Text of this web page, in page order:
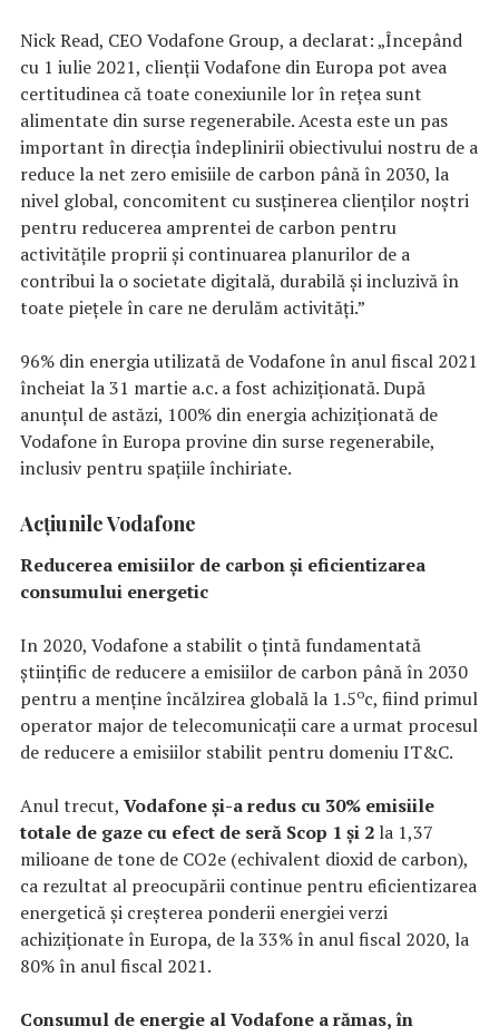
Nick Read, CEO Vodafone Group, a declarat: „Începând
cu 1 iulie 2021, clienții Vodafone din Europa pot avea
certitudinea că toate conexiunile lor în rețea sunt
alimentate din surse regenerabile. Acesta este un pas
important în direcția îndeplinirii obiectivului nostru de a
reduce la net zero emisiile de carbon până în 2030, la
nivel global, concomitent cu susținerea clienților noștri
pentru reducerea amprentei de carbon pentru
activitățile proprii și continuarea planurilor de a
contribui la o societate digitală, durabilă și incluzivă în
toate piețele în care ne derulăm activități.”
96% din energia utilizată de Vodafone în anul fiscal 2021
încheiat la 31 martie a.c. a fost achiziționată. După
anunțul de astăzi, 100% din energia achiziționată de
Vodafone în Europa provine din surse regenerabile,
inclusiv pentru spațiile închiriate.
Acțiunile Vodafone
Reducerea emisiilor de carbon și eficientizarea
consumului energetic
In 2020, Vodafone a stabilit o țintă fundamentată
științific de reducere a emisiilor de carbon până în 2030
pentru a menține încălzirea globală la 1.5oc, fiind primul
operator major de telecomunicații care a urmat procesul
de reducere a emisiilor stabilit pentru domeniu IT&C.
Anul trecut, Vodafone și-a redus cu 30% emisiile
totale de gaze cu efect de seră Scop 1 și 2 la 1,37
milioane de tone de CO2e (echivalent dioxid de carbon),
ca rezultat al preocupării continue pentru eficientizarea
energetică și creșterea ponderii energiei verzi
achiziționate în Europa, de la 33% în anul fiscal 2020, la
80% în anul fiscal 2021.
Consumul de energie al Vodafone a rămas, în